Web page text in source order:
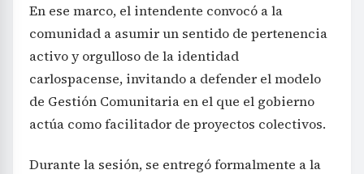
En ese marco, el intendente convocó a la
comunidad a asumir un sentido de pertenencia
activo y orgulloso de la identidad
carlospacense, invitando a defender el modelo
de Gestión Comunitaria en el que el gobierno
actúa como facilitador de proyectos colectivos.
Durante la sesión, se entregó formalmente a la